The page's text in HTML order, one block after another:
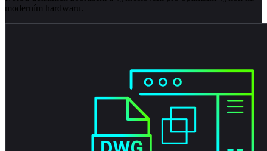
moderním hardwaru.